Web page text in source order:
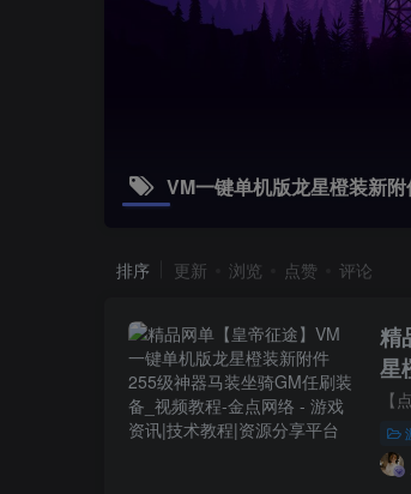
VM一键单机版龙星橙装新附
排序 更新 浏览 点赞 评论
精
星
【